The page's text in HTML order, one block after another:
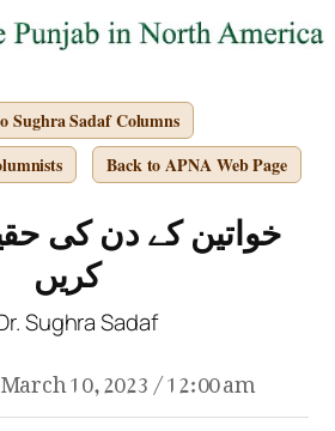
Sughra Sadaf Columns
Back to APNA Web Page
خواتین کے دن کی
کریں
10, 2023 / 12:00 am